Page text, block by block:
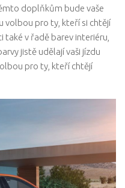
doplňkům bude vaše
volbou pro ty, kteří si chtějí
v řadě barev interiéru,
jistě udělají vaši jízdu
pro ty, kteří chtějí